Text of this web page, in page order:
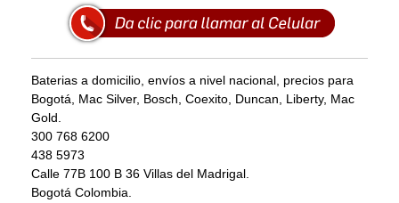
Baterias a domicilio, envíos a nivel nacional, precios para
Bogotá, Mac Silver, Bosch, Coexito, Duncan, Liberty, Mac
Gold.
300 768 6200
438 5973
Calle 77B 100 B 36 Villas del Madrigal.
Bogotá Colombia.